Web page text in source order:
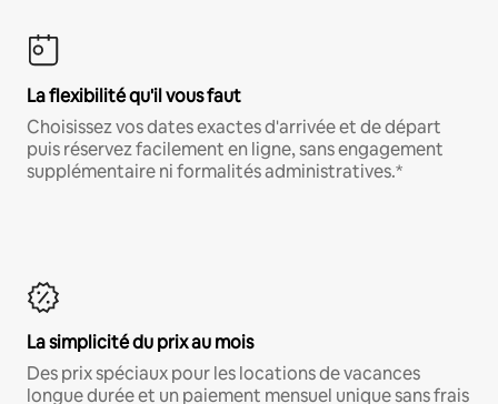
La flexibilité qu'il vous faut
Choisissez vos dates exactes d'arrivée et de départ
puis réservez facilement en ligne, sans engagement
supplémentaire ni formalités administratives.*
La simplicité du prix au mois
Des prix spéciaux pour les locations de vacances
longue durée et un paiement mensuel unique sans frais